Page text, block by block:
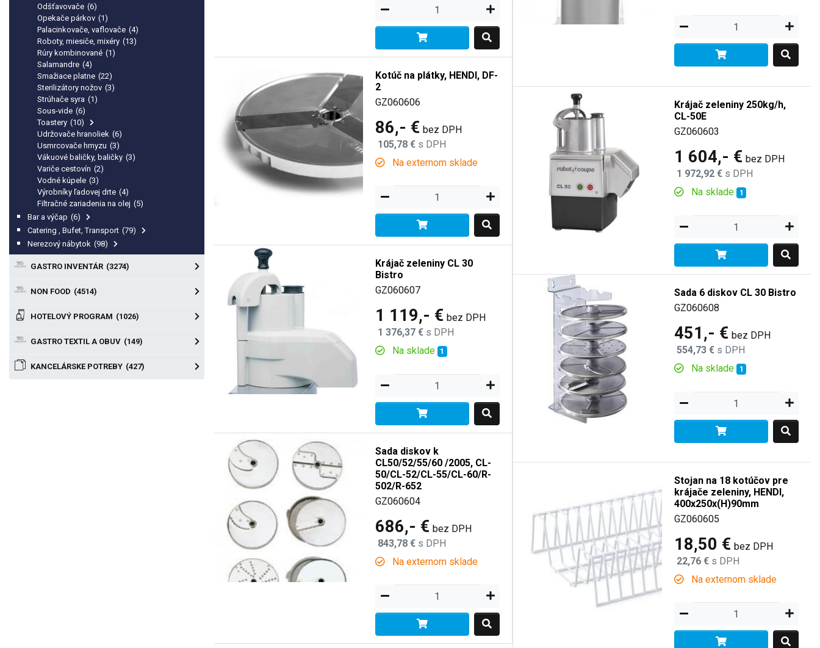
Odšťavovače (6)
Opekače párkov (1)
Palacinkovače, vaflovače (4)
Roboty, miesiče, mixéry (13)
Rúry kombinované (1)
Salamandre (4)
Smažiace platne (22)
Sterilizátory nožov (3)
Strúhače syra (1)
Sous-vide (6)
Toastery (10)
Udržovače hranoliek (6)
Usmrcovače hmyzu (3)
Vákuové baličky, baličky (3)
Variče cestovín (2)
Vodné kúpele (3)
Výrobníky ľadovej drte (4)
Filtračné zariadenia na olej (5)
Bar a výčap (6)
Catering , Bufet, Transport (79)
Nerezový nábytok (98)
GASTRO INVENTÁR (3274)
NON FOOD (4514)
HOTELOVÝ PROGRAM (1026)
GASTRO TEXTIL A OBUV (149)
KANCELÁRSKE POTREBY (427)
Kotúč na plátky, HENDI, DF-
2
GZ060606
86,- € bez DPH
105,78 € s DPH
Na externom sklade
Krájač zeleniny 250kg/h,
CL-50E
GZ060603
1 604,- € bez DPH
1 972,92 € s DPH
Na sklade
1
Krájač zeleniny CL 30
Bistro
GZ060607
1 119,- € bez DPH
1 376,37 € s DPH
Na sklade
1
Sada 6 diskov CL 30 Bistro
GZ060608
451,- € bez DPH
554,73 € s DPH
Na sklade
1
Sada diskov k
CL50/52/55/60 /2005, CL-
50/CL-52/CL-55/CL-60/R-
502/R-652
GZ060604
686,- € bez DPH
843,78 € s DPH
Na externom sklade
Stojan na 18 kotúčov pre
krájače zeleniny, HENDI,
400x250x(H)90mm
GZ060605
18,50 € bez DPH
22,76 € s DPH
Na externom sklade